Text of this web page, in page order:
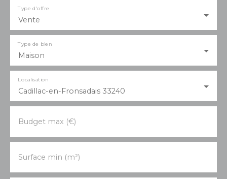
Vente
Type d'offre
Maison
Type de bien
Cadillac-en-Fronsadais 33240
Localisation
Budget max (€)
Surface min (m²)